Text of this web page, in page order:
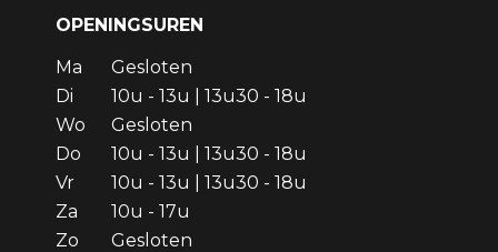
OPENINGSUREN
Ma
Gesloten
Di
10u - 13u | 13u30 - 18u
Wo
Gesloten
Do
10u - 13u | 13u30 - 18u
Vr
10u - 13u | 13u30 - 18u
Za
10u - 17u
Zo
Gesloten